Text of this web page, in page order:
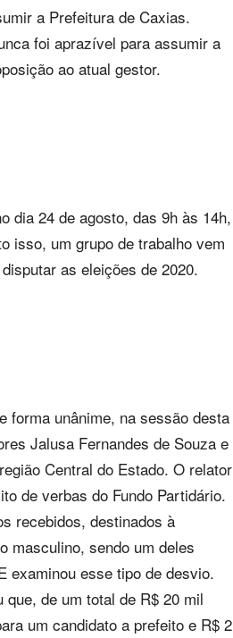
a Prefeitura de Caxias.
foi aprazível para assumir a
ao atual gestor.
dia 24 de agosto, das 9h às 14h,
isso, um grupo de trabalho vem
as eleições de 2020.
forma unânime, na sessão desta
Jalusa Fernandes de Souza e
Central do Estado. O relator
de verbas do Fundo Partidário.
recebidos, destinados à
masculino, sendo um deles
examinou esse tipo de desvio.
de um total de R$ 20 mil
um candidato a prefeito e R$ 2